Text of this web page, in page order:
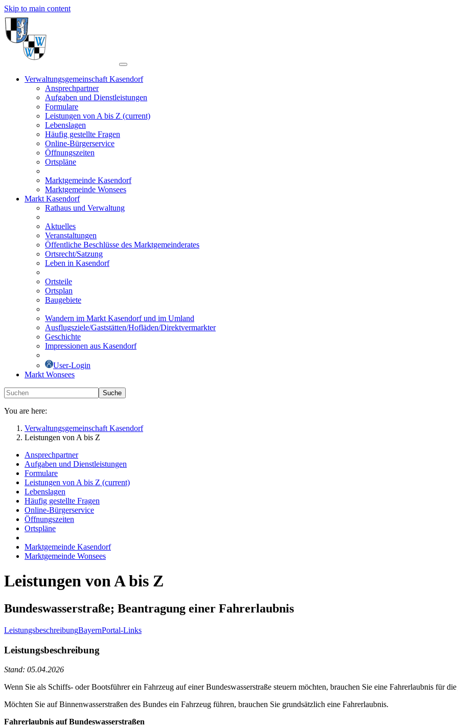
Skip to main content
Verwaltungsgemeinschaft Kasendorf
Ansprechpartner
Aufgaben und Dienstleistungen
Formulare
Leistungen von A bis Z (current)
Lebenslagen
Häufig gestellte Fragen
Online-Bürgerservice
Öffnungszeiten
Ortspläne
Marktgemeinde Kasendorf
Marktgemeinde Wonsees
Markt Kasendorf
Rathaus und Verwaltung
Aktuelles
Veranstaltungen
Öffentliche Beschlüsse des Marktgemeinderates
Ortsrecht/Satzung
Leben in Kasendorf
Ortsteile
Ortsplan
Baugebiete
Wandern im Markt Kasendorf und im Umland
Ausflugsziele/Gaststätten/Hofläden/Direktvermarkter
Geschichte
Impressionen aus Kasendorf
User-Login
Markt Wonsees
Suche
You are here:
Verwaltungsgemeinschaft Kasendorf
Leistungen von A bis Z
Ansprechpartner
Aufgaben und Dienstleistungen
Formulare
Leistungen von A bis Z (current)
Lebenslagen
Häufig gestellte Fragen
Online-Bürgerservice
Öffnungszeiten
Ortspläne
Marktgemeinde Kasendorf
Marktgemeinde Wonsees
Leistungen von A bis Z
Bundeswasserstraße; Beantragung einer Fahrerlaubnis
LeistungsbeschreibungBayernPortal-Links
Leistungsbeschreibung
Stand: 05.04.2026
Wenn Sie als Schiffs- oder Bootsführer ein Fahrzeug auf einer Bundeswasserstraße steuern möchten, brauchen Sie eine Fahrerlaubnis für
Möchten Sie auf Binnenwasserstraßen des Bundes ein Fahrzeug führen, brauchen Sie grundsätzlich eine Fahrerlaubnis.
Fahrerlaubnis auf Bundeswasserstraßen